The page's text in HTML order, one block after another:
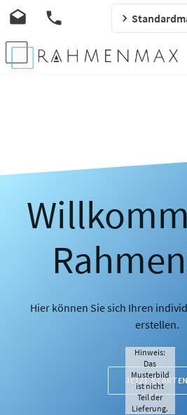
Hier können Sie sich Ihren
erstellen.
JETZT STARTEN
Hinweis:
Das
Musterbild
ist nicht
Teil der
Lieferung.